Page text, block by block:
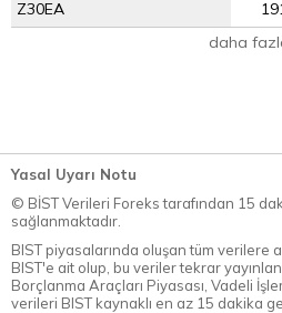
Z30EA
daha
Yasal Uyarı Notu
© BİST Verileri Foreks tarafından 15
sağlanmaktadır.
BIST piyasalarında oluşan tüm verilere
BIST'e ait olup, bu veriler tekrar
Borçlanma Araçları Piyasası, Vadeli
verileri BIST kaynaklı en az 15 dakika